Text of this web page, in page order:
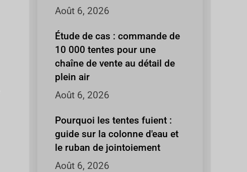
Août 6, 2026
Étude de cas : commande de
10 000 tentes pour une
chaîne de vente au détail de
plein air
Août 6, 2026
Pourquoi les tentes fuient :
guide sur la colonne d'eau et
le ruban de jointoiement
Août 6, 2026